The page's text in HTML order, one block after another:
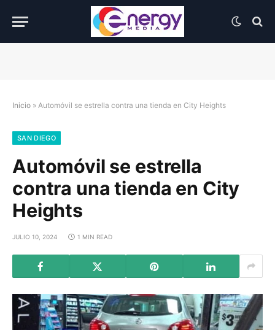
Inicio » Automóvil se estrella contra una tienda en City Heights
SAN DIEGO
Automóvil se estrella
contra una tienda en City
Heights
JULIO 10, 2024 1 MIN READ